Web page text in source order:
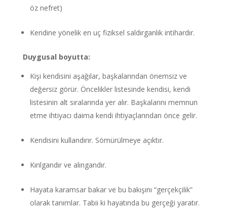
öz nefret)
Kendine yönelik en uç fiziksel saldırganlık intihardır.
Duygusal boyutta:
Kişi kendisini aşağılar, başkalarından önemsiz ve
değersiz görür. Öncelikler listesinde kendisi, kendi
listesinin alt sıralarında yer alır. Başkalarını memnun
etme ihtiyacı daima kendi ihtiyaçlarından önce gelir.
Kendisini kullandırır. Sömürülmeye açıktır.
Kırılgandır ve alıngandır.
Hayata karamsar bakar ve bu bakışını “gerçekçilik”
olarak tanımlar. Tabii ki hayatında bu gerçeği yaratır.